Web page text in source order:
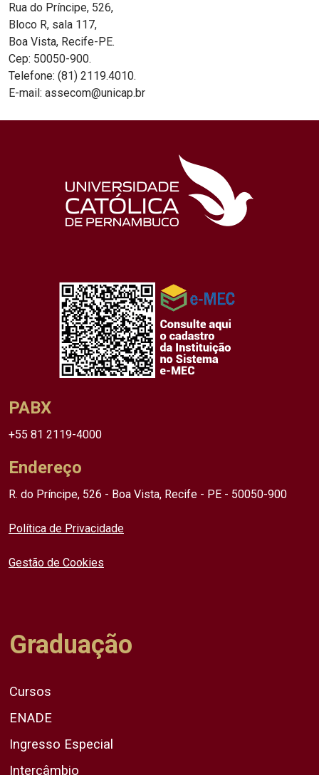
Rua do Príncipe, 526,
Bloco R, sala 117,
Boa Vista, Recife-PE.
Cep: 50050-900.
Telefone: (81) 2119.4010.
E-mail: assecom@unicap.br
PABX
+55 81 2119-4000
Endereço
R. do Príncipe, 526 - Boa Vista, Recife - PE - 50050-900
Política de Privacidade
Gestão de Cookies
Graduação
Cursos
ENADE
Ingresso Especial
Intercâmbio